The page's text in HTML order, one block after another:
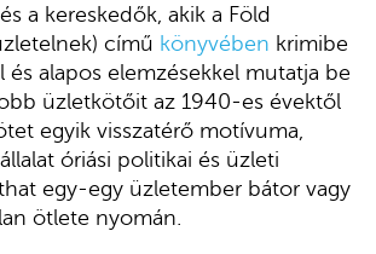
a kereskedők, akik a Föld
című könyvében krimibe
és alapos elemzésekkel mutatja be
üzletkötőit az 1940-es évektől
egyik visszatérő motívuma,
óriási politikai és üzleti
egy-egy üzletember bátor vagy
ötlete nyomán.